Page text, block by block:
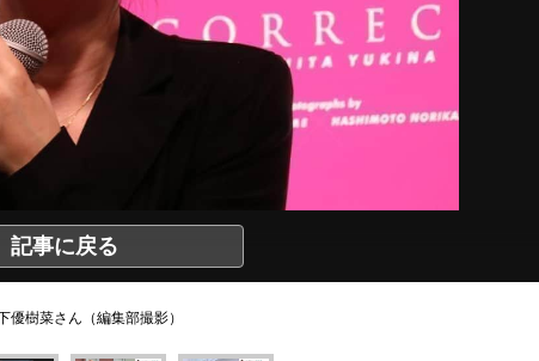
記事に戻る
優樹菜さん（編集部撮影）